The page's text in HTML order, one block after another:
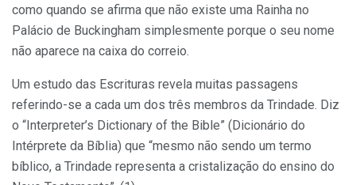
como quando se afirma que não existe uma Rainha no
Palácio de Buckingham simplesmente porque o seu nome
não aparece na caixa do correio.
Um estudo das Escrituras revela muitas passagens
referindo-se a cada um dos três membros da Trindade. Diz
o “Interpreter’s Dictionary of the Bible” (Dicionário do
Intérprete da Bíblia) que “mesmo não sendo um termo
bíblico, a Trindade representa a cristalização do ensino do